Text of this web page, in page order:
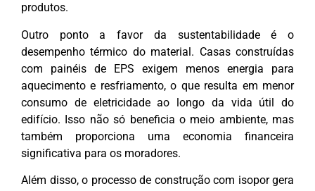
produtos.
Outro ponto a favor da sustentabilidade é o
desempenho térmico do material. Casas construídas
com painéis de EPS exigem menos energia para
aquecimento e resfriamento, o que resulta em menor
consumo de eletricidade ao longo da vida útil do
edifício. Isso não só beneficia o meio ambiente, mas
também proporciona uma economia financeira
significativa para os moradores.
Além disso, o processo de construção com isopor gera